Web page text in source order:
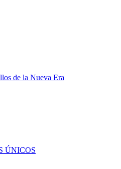
de la Nueva Era
ÚNICOS